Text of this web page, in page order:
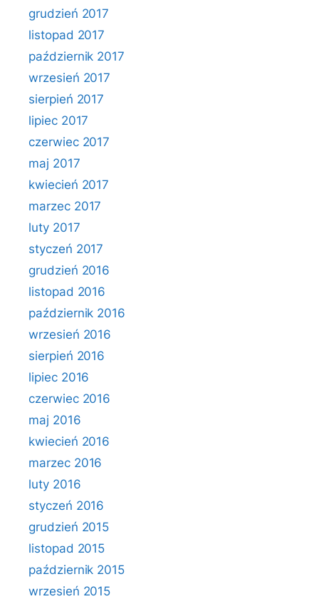
grudzień 2017
listopad 2017
październik 2017
wrzesień 2017
sierpień 2017
lipiec 2017
czerwiec 2017
maj 2017
kwiecień 2017
marzec 2017
luty 2017
styczeń 2017
grudzień 2016
listopad 2016
październik 2016
wrzesień 2016
sierpień 2016
lipiec 2016
czerwiec 2016
maj 2016
kwiecień 2016
marzec 2016
luty 2016
styczeń 2016
grudzień 2015
listopad 2015
październik 2015
wrzesień 2015